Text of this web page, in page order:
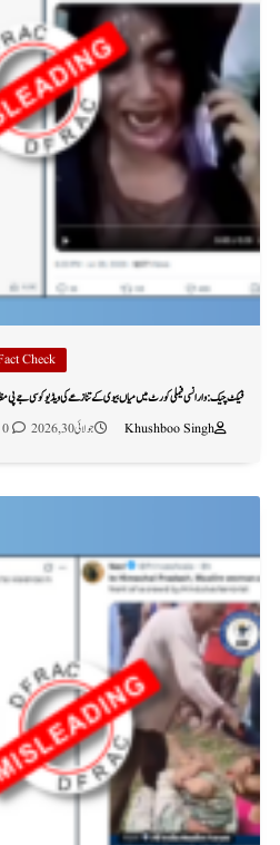
Check
فیکٹ چیک: وارانسی فیملی کورٹ میں میاں بیوی کے تنازعے کی ویڈیو کو سی جے پی
Khushboo Singh
جولائی 30, 2026 0